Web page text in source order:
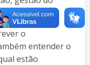
o
entender o
estão